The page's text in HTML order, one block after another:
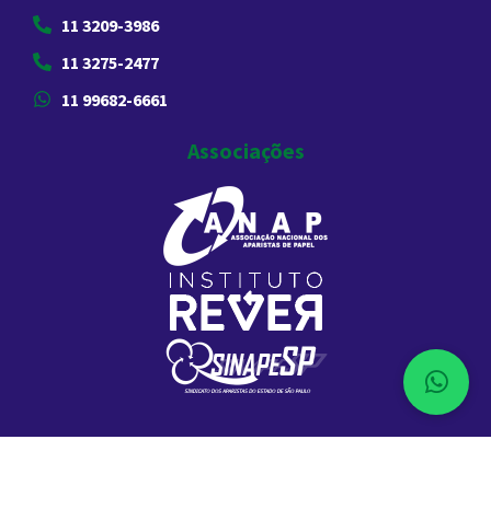
11 3209-3986
11 3275-2477
11 99682-6661
Associações